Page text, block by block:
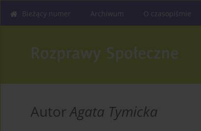
Bieżący numer Archiwum O czasopiśmie
AutorAgata Tymicka